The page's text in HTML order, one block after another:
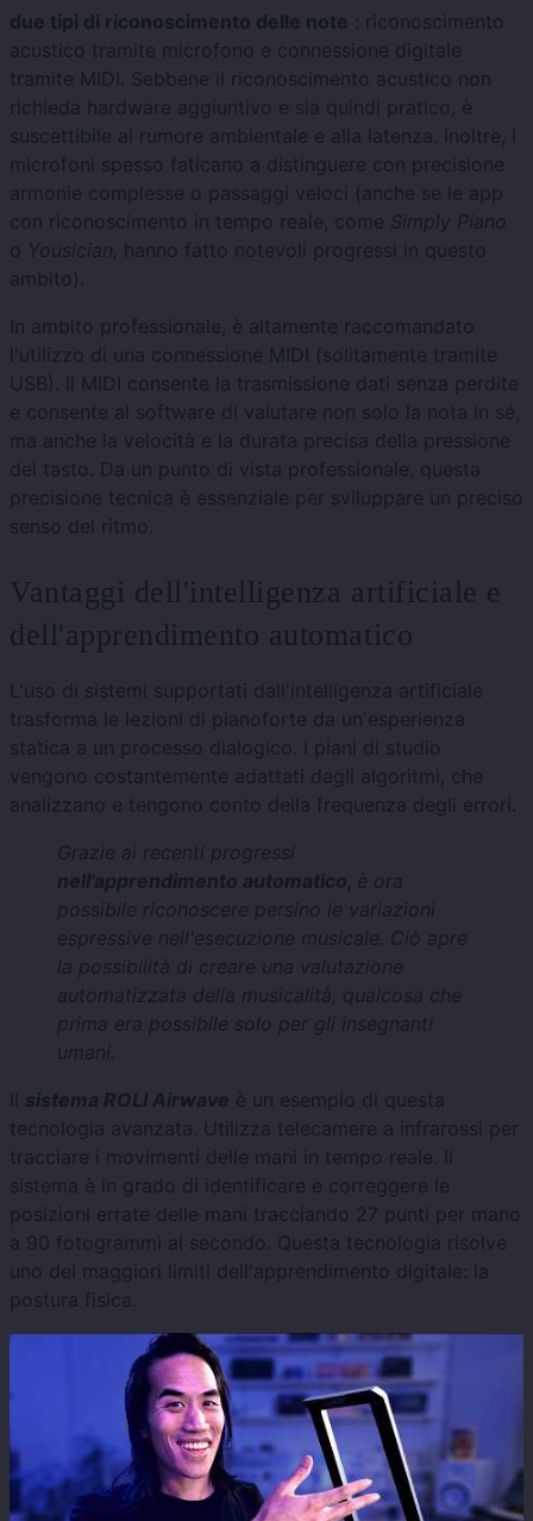
due tipi di riconoscimento delle note : riconoscimento
acustico tramite microfono e connessione digitale
tramite MIDI. Sebbene il riconoscimento acustico non
richieda hardware aggiuntivo e sia quindi pratico, è
suscettibile al rumore ambientale e alla latenza. Inoltre, i
microfoni spesso faticano a distinguere con precisione
armonie complesse o passaggi veloci (anche se le app
con riconoscimento in tempo reale, come Simply Piano
o Yousician, hanno fatto notevoli progressi in questo
ambito).
In ambito professionale, è altamente raccomandato
l'utilizzo di una connessione MIDI (solitamente tramite
USB). Il MIDI consente la trasmissione dati senza perdite
e consente al software di valutare non solo la nota in sé,
ma anche la velocità e la durata precisa della pressione
del tasto. Da un punto di vista professionale, questa
precisione tecnica è essenziale per sviluppare un preciso
senso del ritmo.
Vantaggi dell'intelligenza artificiale e
dell'apprendimento automatico
L'uso di sistemi supportati dall'intelligenza artificiale
trasforma le lezioni di pianoforte da un'esperienza
statica a un processo dialogico. I piani di studio
vengono costantemente adattati dagli algoritmi, che
analizzano e tengono conto della frequenza degli errori.
Grazie ai recenti progressi
nell'apprendimento automatico, è ora
possibile riconoscere persino le variazioni
espressive nell'esecuzione musicale. Ciò apre
la possibilità di creare una valutazione
automatizzata della musicalità, qualcosa che
prima era possibile solo per gli insegnanti
umani.
Il sistema ROLI Airwave è un esempio di questa
tecnologia avanzata. Utilizza telecamere a infrarossi per
tracciare i movimenti delle mani in tempo reale. Il
sistema è in grado di identificare e correggere le
posizioni errate delle mani tracciando 27 punti per mano
a 90 fotogrammi al secondo. Questa tecnologia risolve
uno dei maggiori limiti dell'apprendimento digitale: la
postura fisica.